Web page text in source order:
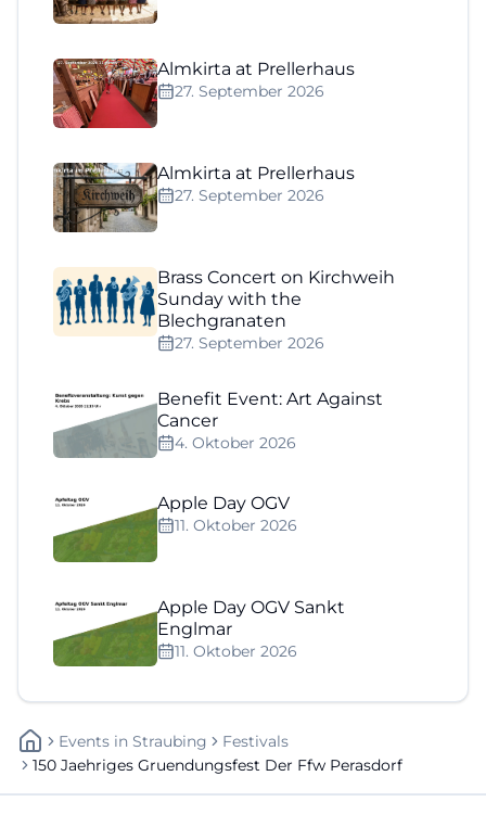
Almkirta at Prellerhaus
27. September 2026
Almkirta at Prellerhaus
27. September 2026
Brass Concert on Kirchweih
Sunday with the
Blechgranaten
27. September 2026
Benefit Event: Art Against
Cancer
4. Oktober 2026
Apple Day OGV
11. Oktober 2026
Apple Day OGV Sankt
Englmar
11. Oktober 2026
Events In Straubing
Festivals
150 Jaehriges Gruendungsfest Der Ffw Perasdorf